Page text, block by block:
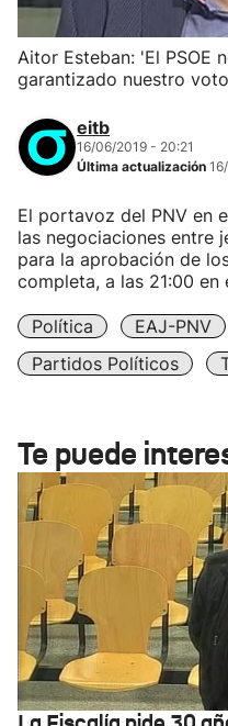
Aitor Esteban: 'El PSOE
garantizado nuestro
eitb
16/06/2019 - 20:21
Última actualización
El portavoz del PNV en
las negociaciones entre
para la aprobación de
completa, a las 21:00 en
Política EAJ-PNV
Partidos Políticos
Te puede